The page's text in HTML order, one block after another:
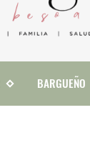
BARGUEÑO